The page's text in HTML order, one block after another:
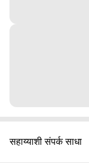
सहाय्याशी संपर्क साधा